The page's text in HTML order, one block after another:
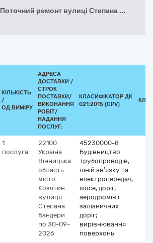
Поточний ремонт вулиці Степана ...
КІЛЬКІСТЬ
/
ОД.ВИМІРУ
АДРЕСА
ДОСТАВКИ /
СТРОК
ПОСТАВКИ/
ВИКОНАННЯ
РОБІТ/
НАДАННЯ
ПОСЛУГ:
КЛАСИФІКАТОР ДК
021:2015 (CPV)
1
послуга
22100
Україна
Вінницька
область
місто
Козятин
вулиця
Степана
Бандери
по 30-09-
2026
45230000-8
Будівництво
трубопроводів,
ліній зв’язку та
електропередач,
шосе, доріг,
аеродромів і
залізничних
доріг;
вирівнювання
поверхонь